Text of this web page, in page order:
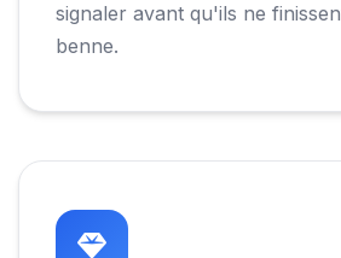
signaler avant qu'ils ne
benne.